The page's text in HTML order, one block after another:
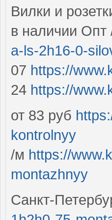
Вилки и
в наличии Опт
a-ls-2h16-0-
07 https://
24 https://
от 83 руб
kontrolnyy
/м https://
montazhnyy
Санкт-